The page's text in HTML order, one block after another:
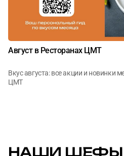
Август в Ресторанах ЦМТ
Вкус августа: все акции и новинки
ЦМТ
НАШИ ШЕФЫ